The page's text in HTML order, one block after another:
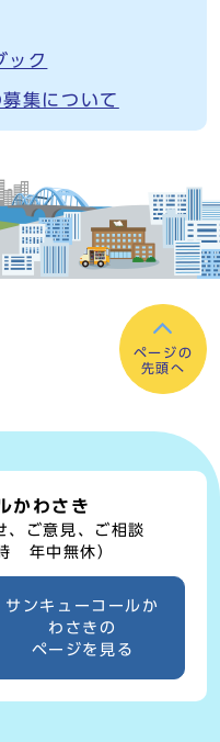
ック
集について
ページの
先頭へ
かわさき
、ご意見、ご相談
年中無休）
サンキューコールか
わさきの
ページを見る